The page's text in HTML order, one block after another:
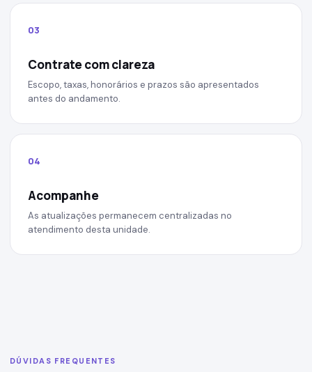
03
Contrate com clareza
Escopo, taxas, honorários e prazos são apresentados
antes do andamento.
04
Acompanhe
As atualizações permanecem centralizadas no
atendimento desta unidade.
DÚVIDAS FREQUENTES